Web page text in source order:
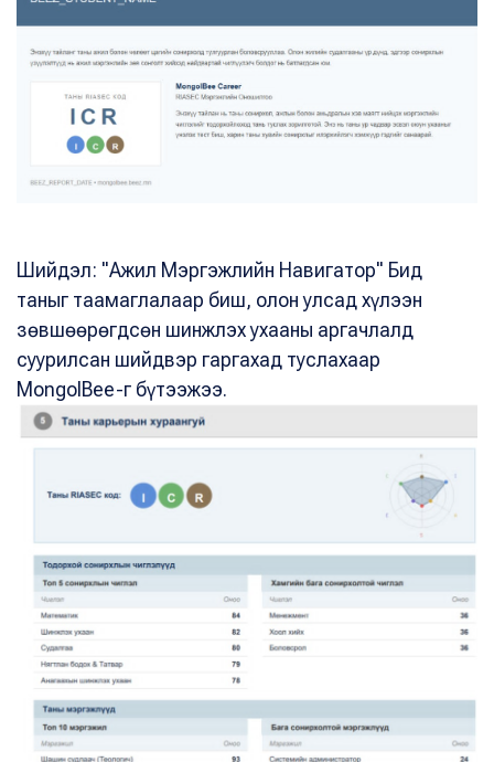
Шийдэл: "Ажил Мэргэжлийн Навигатор" Бид
таныг таамаглалаар биш, олон улсад хүлээн
зөвшөөрөгдсөн шинжлэх ухааны аргачлалд
суурилсан шийдвэр гаргахад туслахаар
MongolBee-г бүтээжээ.